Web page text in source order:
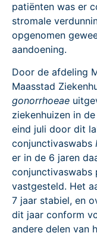
patiënten was er
stromale
opgenomen
aandoening.
Door de afdeling
Maasstad
gonorrhoeae
ziekenhuizen in
eind juli door dit
conjunctivaswabs
er in de 6 jaren
conjunctivaswabs
vastgesteld. Het
7 jaar stabiel, en
dit jaar conform
andere delen van